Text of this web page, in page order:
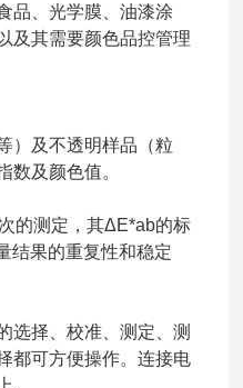
品、光学膜、油漆涂
及其需要颜色品控管理
）及不透明样品（粒
数及颜色值。
的测定，其ΔE*ab的标
结果的重复性和稳定
选择、校准、测定、测
都可方便操作。连接电